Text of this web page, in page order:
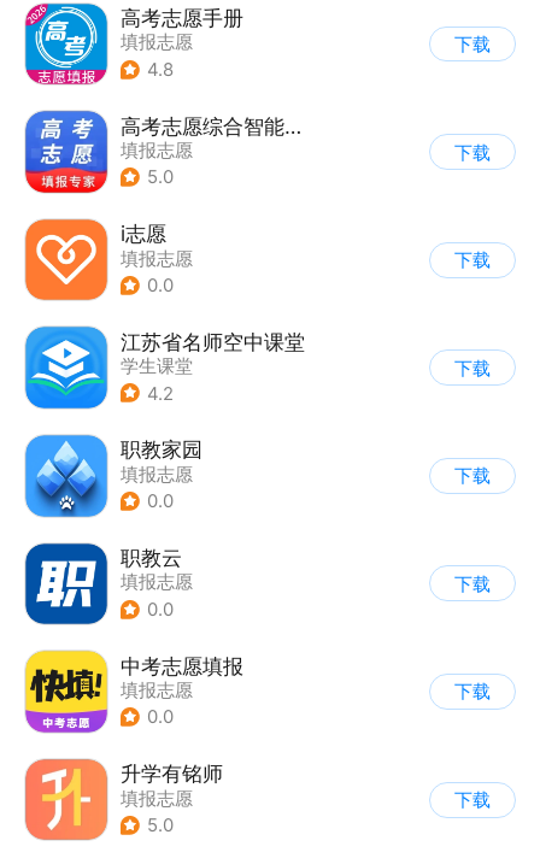
高考志愿手册
填报志愿
4.8
下载
高考志愿综合智能平台
填报志愿
5.0
下载
i志愿
填报志愿
0.0
下载
江苏省名师空中课堂
学生课堂
4.2
下载
职教家园
填报志愿
0.0
下载
职教云
填报志愿
0.0
下载
中考志愿填报
填报志愿
0.0
下载
升学有铭师
填报志愿
5.0
下载